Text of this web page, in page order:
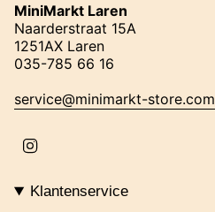
MiniMarkt Laren
Naarderstraat 15A
1251AX Laren
035-785 66 16
service@minimarkt-store.com
t
Klantenservice